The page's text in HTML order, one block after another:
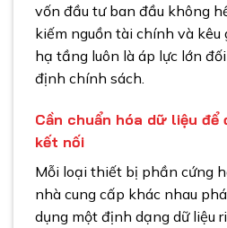
vốn đầu tư ban đầu không
kiếm nguồn tài chính và kêu
hạ tầng luôn là áp lực lớn
định chính sách.
Cần chuẩn hóa dữ liệu để
kết nối
Mỗi loại thiết bị phần cứng
nhà cung cấp khác nhau
dụng một định dạng dữ liệu